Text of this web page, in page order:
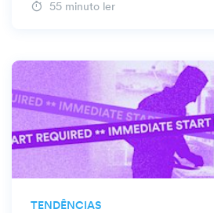
55 minuto ler
TENDÊNCIAS